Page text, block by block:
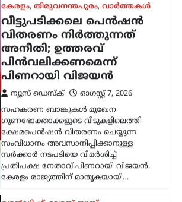
ട്രെൻഡിംഗ്,ലേറ്റസ്റ്റ് ന്യൂസ്
രാഹുൽ ഗാന്ധിയുടെ
വസതിക്ക് മുന്നിൽ
പ്രതിഷേധം; കോൺഗ്രസ്
സീറ്റ് വാഗ്ദാനം ചെയ്ത്
പണം തട്ടിയെന്ന്
ആരോപണം
ന്യൂസ് ഡെസ്ക്
ഓഗസ്റ്റ്‌ 7, 2026
ലോക്സഭാ പ്രതിപക്ഷ നേതാവ് രാഹുൽ
ഗാന്ധിയുടെ വസതിക്ക് മുന്നിൽ
പ്രതിഷേധം. ഹരിയാന സ്വദേശിയായ ഒരു
സ്ത്രീയും കുട്ടികളുമാണ്
നിയമസഭാ തെരഞ്ഞെടുപ്പിൽ സീറ്റ്